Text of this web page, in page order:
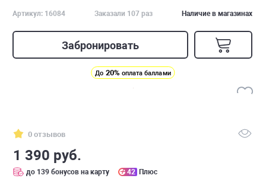
Артикул: 16084 Заказали 107 раз Наличие в магазинах
Забронировать
До 20% оплата баллами
0 отзывов
1 390 руб.
до 139 бонусов на карту 42 Плюс